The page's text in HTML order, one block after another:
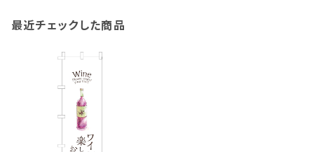
最近チェックした商品